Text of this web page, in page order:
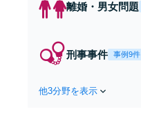
離婚・男女問題
刑事事件 事例9件
他3分野を表示